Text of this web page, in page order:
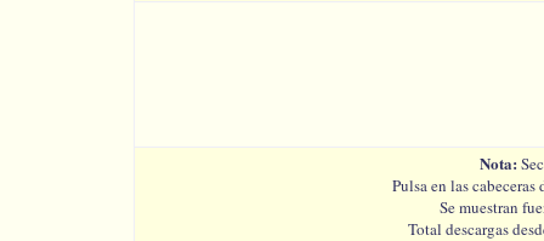
Nota:
Pulsa en las
Se muestran
Total descargas